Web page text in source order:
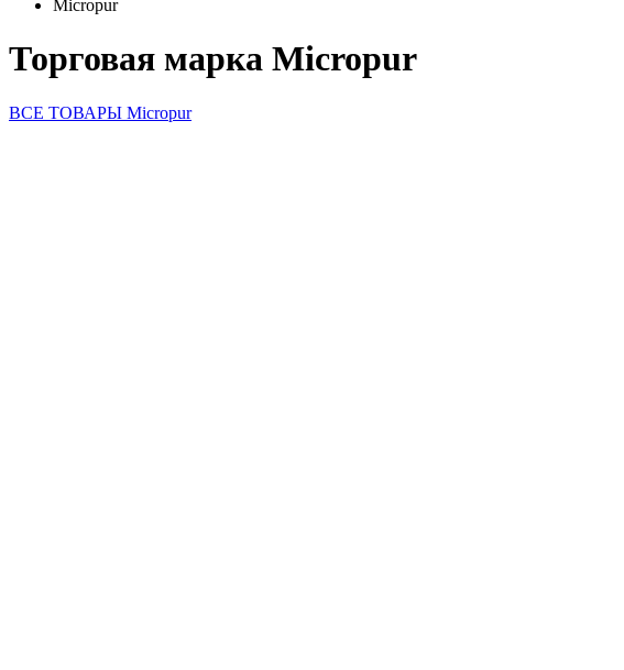
Micropur
Торговая марка Micropur
ВСЕ ТОВАРЫ Micropur